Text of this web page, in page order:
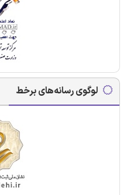
لوگوی رسانه‌های برخط